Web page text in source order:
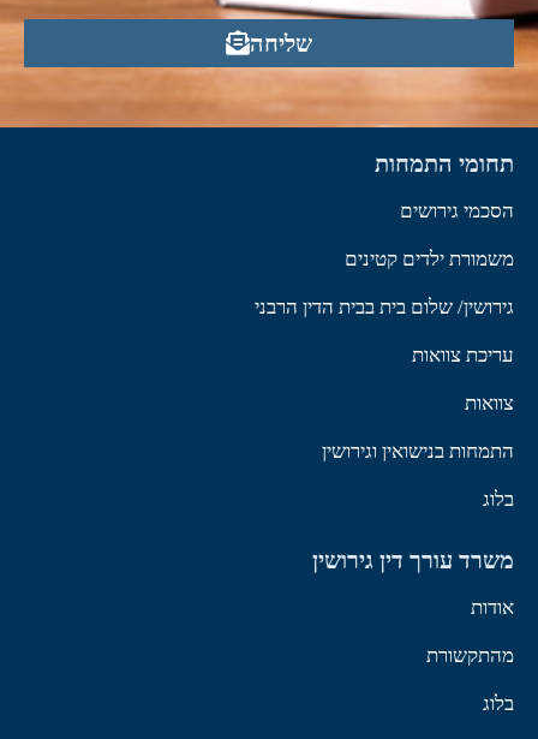
שליחה
תחומי התמחות
הסכמי גירושים
משמורת ילדים קטינים
גירושין/ שלום בית בבית הדין הרבני
עריכת צוואות
צוואות
התמחות בנישואין וגירושין
בלוג
משרד עורך דין גירושין
אודות
מהתקשורת
בלוג